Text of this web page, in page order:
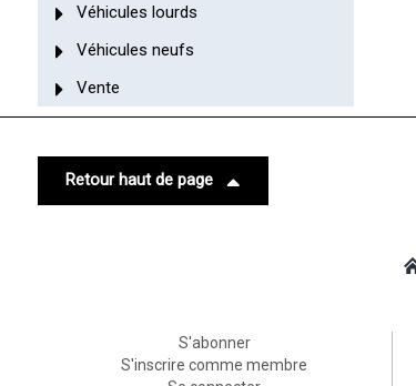
Véhicules lourds
Véhicules neufs
Vente
Retour haut de page
S'abonner
S'inscrire comme membre